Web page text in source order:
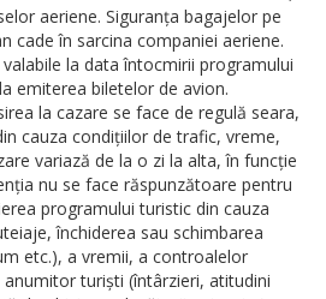
aeriene. Siguranța bagajelor pe
cade în sarcina companiei aeriene.
la data întocmirii programului
emiterea biletelor de avion.
la cazare se face de regulă seara,
cauza condițiilor de trafic, vreme,
variază de la o zi la alta, în funcție
nu se face răspunzătoare pentru
programului turistic din cauza
închiderea sau schimbarea
etc.), a vremii, a controalelor
turiști (întârzieri, atitudini